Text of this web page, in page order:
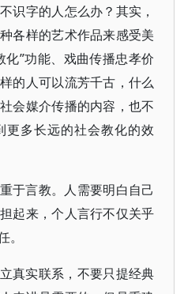
识字的人怎么办？其实，
各样的艺术作品来感受美
”功能、戏曲传播忠孝价
的人可以流芳千古，什么
会媒介传播的内容，也不
多长远的社会教化的效
于言教。人需要明白自己
起来，个人言行不仅关乎
真实联系，不要只提经典